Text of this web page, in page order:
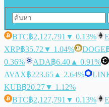
BTC฿2,127,791 ▼ 0.13%
XRP฿35.72 ▼ 1.04% DOGE
0.36%
ADA฿6.40 ▲ 0.91%
AVAX฿223.65 ▲ 2.64%
KUB฿20.27▼ 1.12%
BTC฿2,127,791 ▼ 0.13%